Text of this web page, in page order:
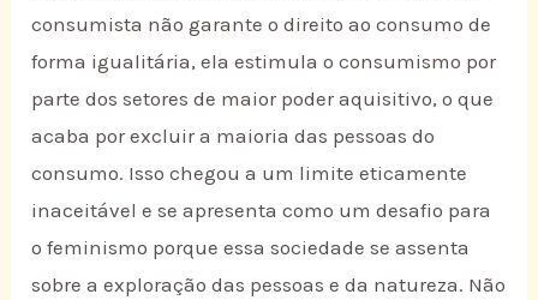
consumista não garante o direito ao consumo de
forma igualitária, ela estimula o consumismo por
parte dos setores de maior poder aquisitivo, o que
acaba por excluir a maioria das pessoas do
consumo. Isso chegou a um limite eticamente
inaceitável e se apresenta como um desafio para
o feminismo porque essa sociedade se assenta
sobre a exploração das pessoas e da natureza. Não